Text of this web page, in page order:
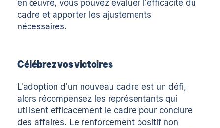
en œuvre, vous pouvez évaluer l'efficacité du
cadre et apporter les ajustements
nécessaires.
Célébrez vos victoires
L'adoption d'un nouveau cadre est un défi,
alors récompensez les représentants qui
utilisent efficacement le cadre pour conclure
des affaires. Le renforcement positif non